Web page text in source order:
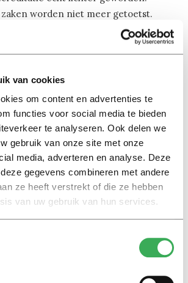
van cookies
om content en advertenties te
functies voor social media te bieden
te analyseren. Ook delen we
gebruik van onze site met onze
media, adverteren en analyse. Deze
gegevens combineren met andere
ze heeft verstrekt of die ze hebben
van uw gebruik van hun services.
worden niet meer getoetst.
minder bewijzen in te sturen. Als
hetzelfde vraagt, horen we dat
graag van de opleidingsaccreditatie
er belang bij hebben dit zo te
volgens Van den Hout onder meer bij
zelf. “Instellingen blijven volledige
Wij vragen om specifieke
staat wat nodig is.
aan te leveren.”
zijn van een gevoelsmatige gestegen
Hout: “Een deel van de bewijslast
niet meer overlegd